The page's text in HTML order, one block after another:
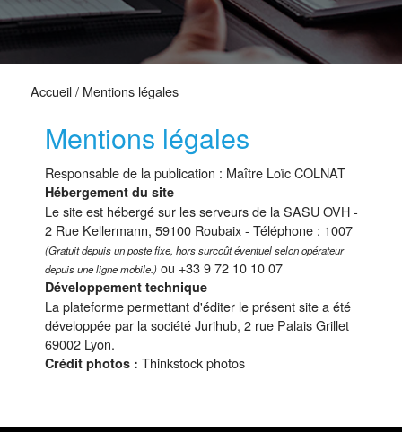
Accueil / Mentions légales
Mentions légales
Responsable de la publication : Maître Loïc COLNAT
Hébergement du site
Le site est hébergé sur les serveurs de la SASU OVH -
2 Rue Kellermann, 59100 Roubaix - Téléphone : 1007
(Gratuit depuis un poste fixe, hors surcoût éventuel selon opérateur
depuis une ligne mobile.)ou +33 9 72 10 10 07
Développement technique
La plateforme permettant d'éditer le présent site a été
développée par la société Jurihub, 2 rue Palais Grillet
69002 Lyon.
Crédit photos : Thinkstock photos